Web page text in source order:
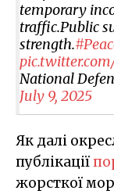
temporary
traffic.Public
strength.
National
July 9, 2025
Як далі
публікації
жорсткої